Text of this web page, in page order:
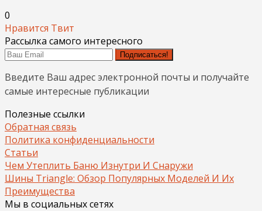
0
Нравится Твит
Рассылка самого интересного
Подписаться!
Введите Ваш адрес электронной почты и получайте
самые интересные публикации
Полезные ссылки
Обратная связь
Политика конфиденциальности
Статьи
Чем Утеплить Баню Изнутри И Снаружи
Шины Triangle: Обзор Популярных Моделей И Их
Преимущества
Мы в социальных сетях